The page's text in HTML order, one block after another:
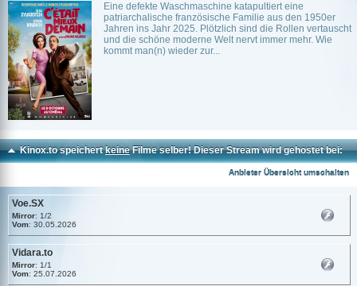
Eine defekte Waschmaschine katapultiert eine
patriarchalische französische Familie aus den 1950er
Jahren ins Jahr 2025. Plötzlich sind die Rollen vertauscht
und die schöne moderne Welt nervt immer mehr. Wie
kommt man(n) wieder zur...
Kinox.to speichertkeineFilme selber! Dieser Stream wird gehostet bei:
Anbieter Übersicht umschalten
Voe.SX
Mirror: 1/2
Vom: 30.05.2026
Vidara.to
Mirror: 1/1
Vom: 25.07.2026